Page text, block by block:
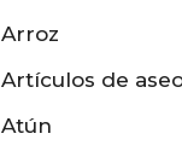
Arroz
Artículos de
Atún